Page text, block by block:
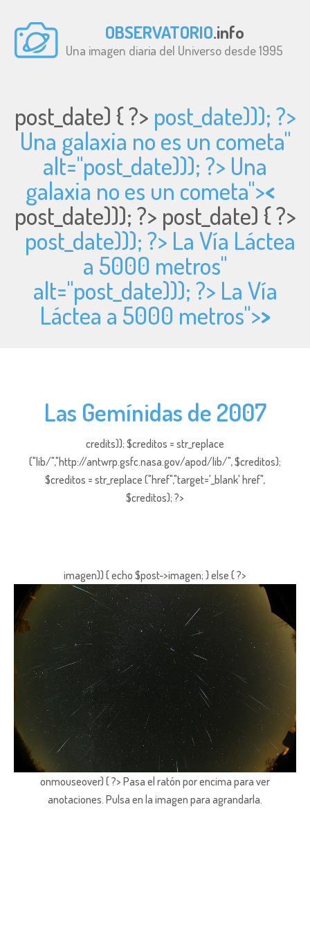
OBSERVATORIO.info
Una imagen diaria del Universo desde 1995
post_date) { ?> post_date))); ?>
Una galaxia no es un cometa"
alt="post_date))); ?> Una
galaxia no es un cometa"><
post_date))); ?> post_date) { ?>
post_date))); ?> La Vía Láctea
a 5000 metros"
alt="post_date))); ?> La Vía
Láctea a 5000 metros">>
Las Gemínidas de 2007
credits)); $creditos = str_replace
("lib/","http://antwrp.gsfc.nasa.gov/apod/lib/", $creditos);
$creditos = str_replace ("href","target='_blank' href",
$creditos); ?>
imagen)) { echo $post->imagen; } else { ?>
onmouseover) { ?> Pasa el ratón por encima para ver
anotaciones. Pulsa en la imagen para agrandarla.